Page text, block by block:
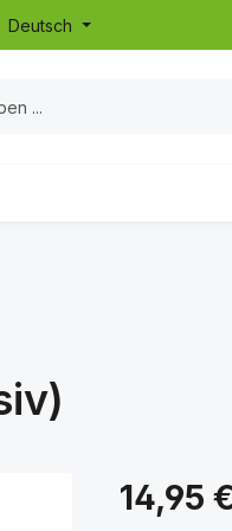
Deutsch
Regulärer Preis:
14,95 €